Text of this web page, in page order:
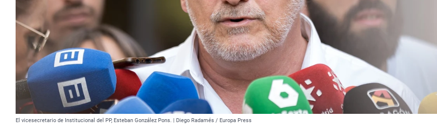
El vicesecretario de Institucional del PP, Esteban González Pons. | Diego Radamés / Europa Press